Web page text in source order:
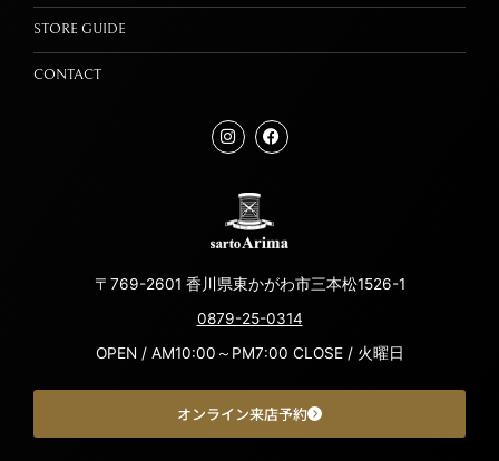
〒769-2601 香川県東かがわ市三本松1526-1
0879-25-0314
OPEN / AM10:00～PM7:00 CLOSE / 火曜日
オンライン来店予約
STORE GUIDE
CONTACT